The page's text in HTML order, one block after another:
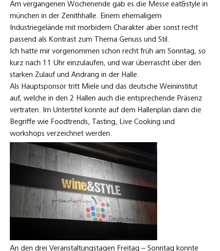
Am vergangenen Wochenende gab es die Messe eat&style in
münchen in der Zenithhalle. Einem ehemaligem
Industriegelände mit morbidem Charakter aber sonst recht
passend als Kontrast zum Thema Genuss und Stil.
Ich hatte mir vorgenommen schon recht früh am Sonntag, so
kurz nach 11 Uhr einzulaufen, und war überrascht über den
starken Zulauf und Andrang in der Halle.
Als Hauptsponsor tritt Miele und das deutsche Weininstitut
auf, welche in den 2 Hallen auch die entsprechende Präsenz
vertraten. Im Untertitel konnte auf dem Hallenplan dann die
Begriffe wie Foodtrends, Tasting, Live Cooking und
workshops verzeichnet werden.
An den drei Veranstaltungstagen Freitag – Sonntag konnte